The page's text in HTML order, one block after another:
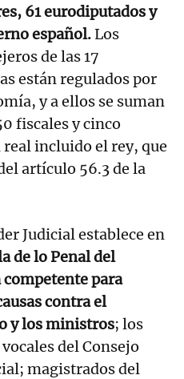
61 eurodiputados y
español.Los
de las 17
están regulados por
y a ellos se suman
fiscales y cinco
incluido el rey, que
artículo 56.3 de la
Judicial establece en
de lo Penal del
para
contra el
y los ministros; los
del Consejo
magistrados del